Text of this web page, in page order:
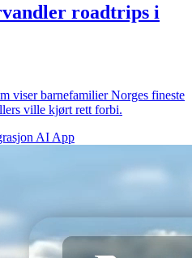
roadtrips i
viser barnefamilier Norges fineste
ville kjørt rett forbi.
AIApp